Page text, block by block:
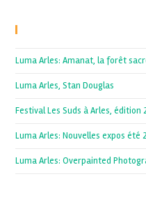
Luma Arles: Amanat, la forêt
Luma Arles, Stan Douglas
Festival Les Suds à Arles, édition
Luma Arles: Nouvelles expos été
Luma Arles: Overpainted